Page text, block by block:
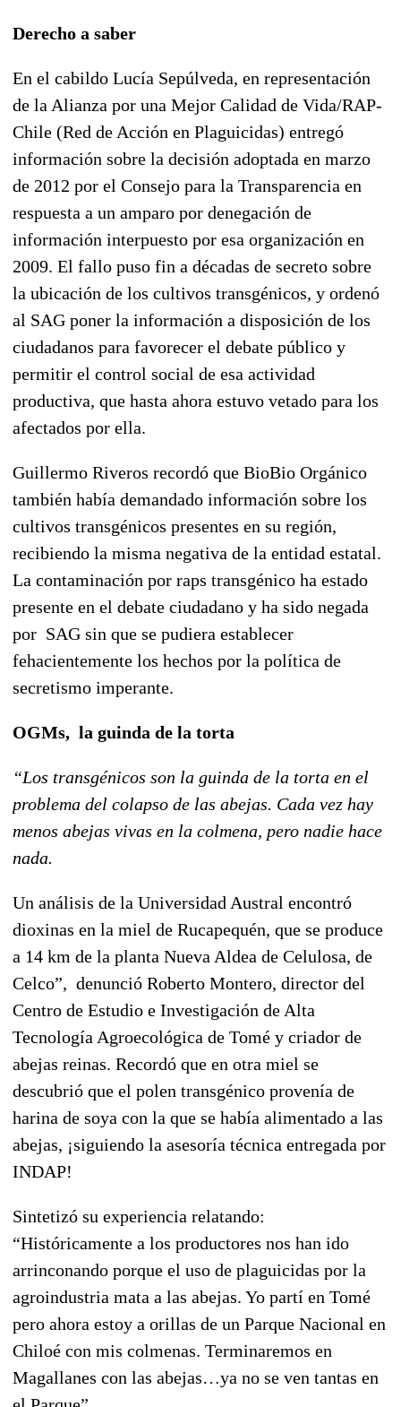
Derecho a saber
En el cabildo Lucía Sepúlveda, en representación
de la Alianza por una Mejor Calidad de Vida/RAP-
Chile (Red de Acción en Plaguicidas) entregó
información sobre la decisión adoptada en marzo
de 2012 por el Consejo para la Transparencia en
respuesta a un amparo por denegación de
información interpuesto por esa organización en
2009. El fallo puso fin a décadas de secreto sobre
la ubicación de los cultivos transgénicos, y ordenó
al SAG poner la información a disposición de los
ciudadanos para favorecer el debate público y
permitir el control social de esa actividad
productiva, que hasta ahora estuvo vetado para los
afectados por ella.
Guillermo Riveros recordó que BioBio Orgánico
también había demandado información sobre los
cultivos transgénicos presentes en su región,
recibiendo la misma negativa de la entidad estatal.
La contaminación por raps transgénico ha estado
presente en el debate ciudadano y ha sido negada
por SAG sin que se pudiera establecer
fehacientemente los hechos por la política de
secretismo imperante.
OGMs, la guinda de la torta
“Los transgénicos son la guinda de la torta en el
problema del colapso de las abejas. Cada vez hay
menos abejas vivas en la colmena, pero nadie hace
nada.
Un análisis de la Universidad Austral encontró
dioxinas en la miel de Rucapequén, que se produce
a 14 km de la planta Nueva Aldea de Celulosa, de
Celco”, denunció Roberto Montero, director del
Centro de Estudio e Investigación de Alta
Tecnología Agroecológica de Tomé y criador de
abejas reinas. Recordó que en otra miel se
descubrió que el polen transgénico provenía de
harina de soya con la que se había alimentado a las
abejas, ¡siguiendo la asesoría técnica entregada por
INDAP!
Sintetizó su experiencia relatando:
“Históricamente a los productores nos han ido
arrinconando porque el uso de plaguicidas por la
agroindustria mata a las abejas. Yo partí en Tomé
pero ahora estoy a orillas de un Parque Nacional en
Chiloé con mis colmenas. Terminaremos en
Magallanes con las abejas…ya no se ven tantas en